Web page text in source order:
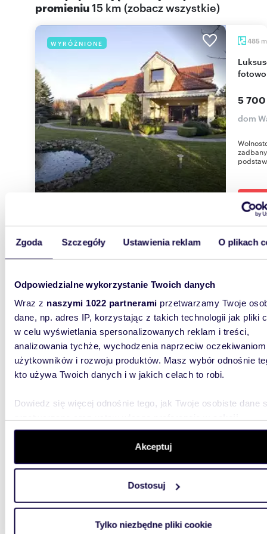
Zgoda Szczegóły Ustawienia reklam O plikach
Odpowiedzialne wykorzystanie Twoich danych
Wraz z naszymi 1022 partnerami przetwarzamy Twoje
dane, np. adres IP, korzystając z takich technologii jak pliki
w celu wyświetlania spersonalizowanych reklam i treści,
analizowania tychże, wychodzenia naprzeciw oczekiwaniom
użytkowników i rozwoju produktów. Masz wybór odnośnie
kto używa Twoich danych i w jakich celach to robi.
Dowiedz się więcej odnośnie tego, jak Twoje osobiste dane
szczegółów. W Deklaracji plików cookie możesz zmienić
wycofać swoją zgodę w dowolnej chwili.
aby oferować funkcje społecznościowe i analizować ruch w
witrynie. Informacje o tym, jak korzystasz z naszej witryny,
analitycznym. Partnerzy mogą połączyć te informacje z
Akceptuj
Dostosuj
Tylko niezbędne pliki cookie
promieniu15 km (zobacz wszystkie)
WYRÓŻNIONE 485 m
Luksusowa willa 7 pokoi, ogród, klimatyzacja,
5
dom
WYRÓŻNIONE
1 880
dom
tylko